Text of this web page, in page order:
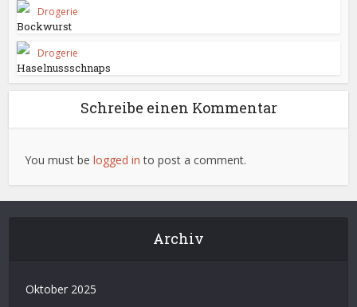
Drogerie
Bockwurst
Drogerie
Haselnussschnaps
Schreibe einen Kommentar
You must belogged in to post a comment.
Archiv
Oktober 2025